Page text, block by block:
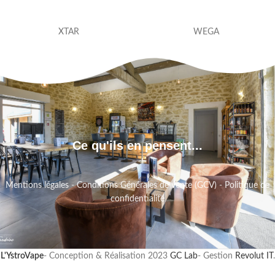
XTAR WEGA
Ce qu'ils en pensent...
Mentions légales-Conditions Générales de vente (GCV) - Politique de
confidentialité
L'YstroVape- Conception & Réalisation 2023 GC Lab- Gestion Revolut IT .